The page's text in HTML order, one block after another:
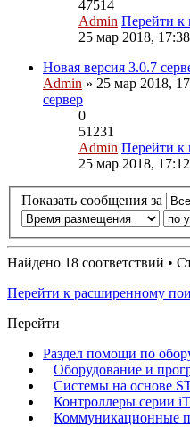
47514
Admin Перейти к
25 мар 2018, 17:38
Новая версия 3.0.7
Admin » 25 мар 2018,
сервер
0
51231
Admin Перейти к
25 мар 2018, 17:12
Показать сообщения за
Найдено 18 соответствий •
Перейти к расширенному
Перейти
Раздел помощи по
Оборудование и
Системы на основе
Контроллеры серии
Коммуникационные